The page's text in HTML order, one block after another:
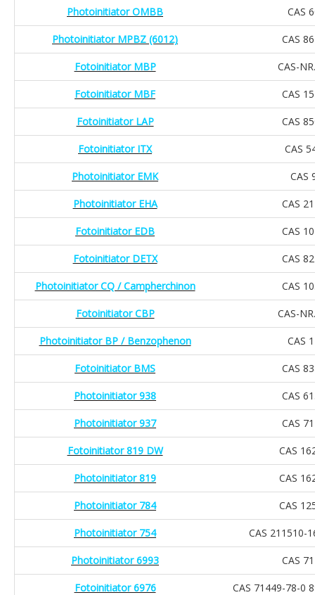
Photoinitiator OMBB CAS
Photoinitiator MPBZ (6012) CAS
Fotoinitiator MBP CAS-
Fotoinitiator MBF CAS
Fotoinitiator LAP CAS
Fotoinitiator ITX CAS
Photoinitiator EMK CAS
Photoinitiator EHA CAS
Fotoinitiator EDB CAS
Fotoinitiator DETX CAS
Photoinitiator CQ / Campherchinon CAS
Fotoinitiator CBP CAS-
Photoinitiator BP / Benzophenon CAS
Fotoinitiator BMS CAS
Photoinitiator 938 CAS
Photoinitiator 937 CAS
Fotoinitiator 819 DW CAS
Photoinitiator 819 CAS
Photoinitiator 784 CAS
Photoinitiator 754 CAS 211510-
Photoinitiator 6993 CAS
Fotoinitiator 6976 CAS 71449-78-0